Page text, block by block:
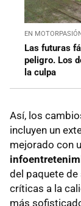
EN
Las futuras
peligro. Los
la culpa
Así, los
incluyen un
mejorado con
del paquete
críticas a la
más